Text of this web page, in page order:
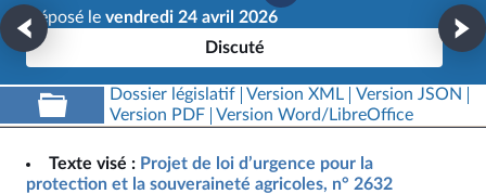
Déposé le vendredi 24 avril 2026
Discuté
Dossier législatif Version XML
Version JSON
Version PDF
Version Word/LibreOffice
Texte visé : Projet de loi d’urgence pour la
protection et la souveraineté agricoles, n° 2632